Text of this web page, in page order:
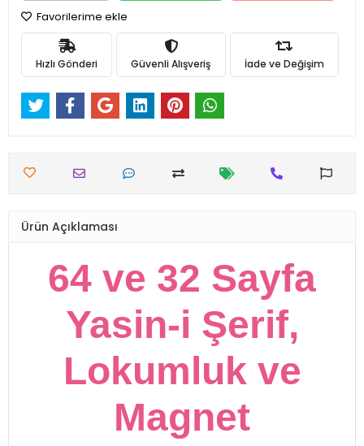
Favorilerime ekle
Hızlı Gönderi Güvenli Alışveriş İade ve Değişim
Ürün Açıklaması
64 ve 32 Sayfa
Yasin-i Şerif,
Lokumluk ve
Magnet